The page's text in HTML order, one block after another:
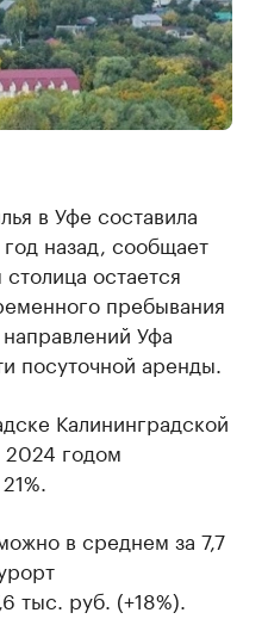
в Уфе составила
назад, сообщает
остается
пребывания
Уфа
посуточной аренды.
Калининградской
годом
в среднем за 7,7
тыс. руб. (+18%).